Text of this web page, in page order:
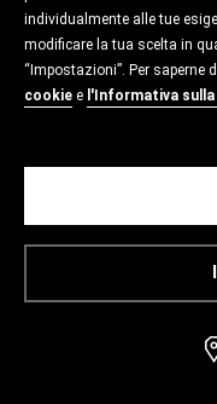
individualmente alle tue
modificare la tua scelta in
“Impostazioni”. Per saperne
cookie e l'Informativa sulla